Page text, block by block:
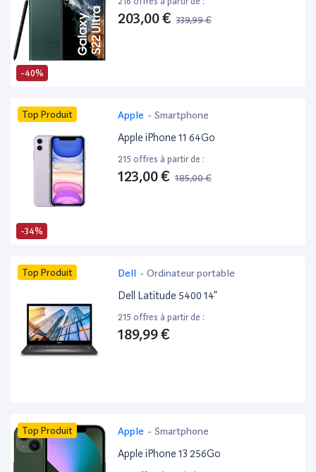
-40%
203,00 € 339,99 €
-34%
Top Produit Apple - Smartphone
Apple iPhone 11 64Go
215 offres à partir de :
123,00 € 185,00 €
Top Produit Dell - Ordinateur portable
Dell Latitude 5400 14”
215 offres à partir de :
189,99 €
Top Produit Apple - Smartphone
Apple iPhone 13 256Go